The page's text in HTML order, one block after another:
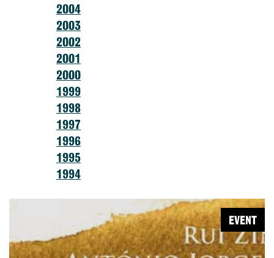
2004
2003
2002
2001
2000
1999
1998
1997
1996
1995
1994
EVENT